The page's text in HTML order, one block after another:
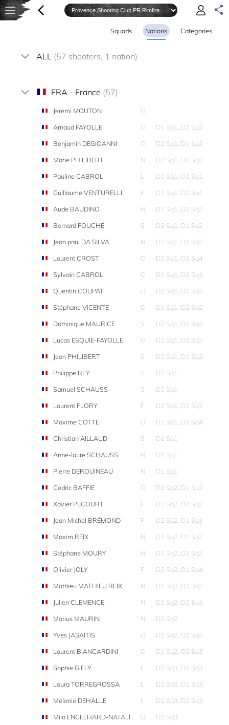
Squads Nations Categories
ALL (57 shooters, 1 nation)
FRA - France (57)
Jeremi MOUTON
O
Arnaud FAYOLLE
O
D1 Sq1, D2 Sq2
Benjamin DEGIOANNI
O
D2 Sq1, D1 Sq2
Marie PHILIBERT
N
D2 Sq1, D1 Sq2
Pauline CABROL
L
D1 Sq1, D2 Sq1
Guillaume VENTURELLI
F
D1 Sq1, D2 Sq1
Aude BAUDINO
N
D1 Sq1, D2 Sq2
Bernard FOUCHÉ
S
D2 Sq1, D1 Sq2
Jean paul DA SILVA
N
D2 Sq1, D1 Sq2
Laurent CROST
O
D1 Sq1, D2 Sq4
Sylvain CABROL
O
D1 Sq1, D2 Sq1
Quentin COUPAT
O
D2 Sq1, D1 Sq3
Stéphane VICENTE
O
D1 Sq1, D2 Sq2
Dominique MAURICE
S
D2 Sq1, D1 Sq3
Lucas ESQUIE-FAYOLLE
O
D1 Sq1, D2 Sq2
Jean PHILIBERT
S
D2 Sq1, D1 Sq2
Philippe REY
S
D1 Sq1
Samuel SCHAUSS
S
D1 Sq1
Laurent FLORY
F
D2 Sq1, D1 Sq3
Maxime COTTE
O
D1 Sq1, D2 Sq4
Christian AILLAUD
S
D1 Sq1
Anne-laure SCHAUSS
N
D1 Sq1
Pierre DEROUINEAU
N
D1 Sq1
Cedric BAFFIE
O
D2 Sq2, D1 Sq2
Xavier PECOURT
F
D1 Sq2, D2 Sq2
Jean Michel BRÉMOND
F
D2 Sq2, D1 Sq3
Maxim REIX
N
D2 Sq2, D1 Sq2
Stéphane MOURY
N
D1 Sq2, D2 Sq3
Olivier JOLY
F
D2 Sq2, D1 Sq4
Mathieu MATHIEU REIX
N
D1 Sq2, D2 Sq2
Julien CLEMENCE
N
D1 Sq2, D2 Sq3
Marius MAURIN
N
D2 Sq2
Yves JASAITIS
O
D1 Sq2, D2 Sq3
Laurent BIANCARDINI
O
D1 Sq2, D2 Sq3
Sophie GIELY
L
D2 Sq3, D1 Sq3
Laura TORREGROSSA
L
D2 Sq3, D1 Sq3
Mélanie DEHALLE
L
D1 Sq3, D2 Sq3
Milo ENGELHARD-NATALI
O
D1 Sq3